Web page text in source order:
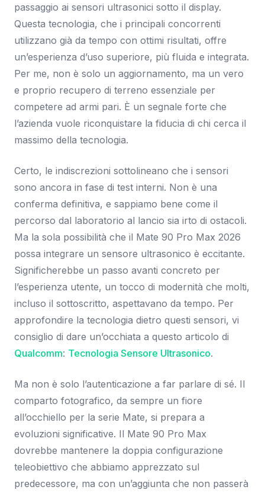
passaggio ai sensori ultrasonici sotto il display.
Questa tecnologia, che i principali concorrenti
utilizzano già da tempo con ottimi risultati, offre
un’esperienza d’uso superiore, più fluida e integrata.
Per me, non è solo un aggiornamento, ma un vero
e proprio recupero di terreno essenziale per
competere ad armi pari. È un segnale forte che
l’azienda vuole riconquistare la fiducia di chi cerca il
massimo della tecnologia.
Certo, le indiscrezioni sottolineano che i sensori
sono ancora in fase di test interni. Non è una
conferma definitiva, e sappiamo bene come il
percorso dal laboratorio al lancio sia irto di ostacoli.
Ma la sola possibilità che il Mate 90 Pro Max 2026
possa integrare un sensore ultrasonico è eccitante.
Significherebbe un passo avanti concreto per
l’esperienza utente, un tocco di modernità che molti,
incluso il sottoscritto, aspettavano da tempo. Per
approfondire la tecnologia dietro questi sensori, vi
consiglio di dare un’occhiata a questo articolo di
Qualcomm: Tecnologia Sensore Ultrasonico.
Ma non è solo l’autenticazione a far parlare di sé. Il
comparto fotografico, da sempre un fiore
all’occhiello per la serie Mate, si prepara a
evoluzioni significative. Il Mate 90 Pro Max
dovrebbe mantenere la doppia configurazione
teleobiettivo che abbiamo apprezzato sul
predecessore, ma con un’aggiunta che non passerà